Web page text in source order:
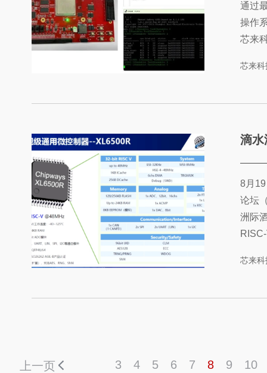
通过
操作
芯来
上顺
解决
芯来科
滴水湖
8月
论坛
洲际
地和
空、
芯来科
上一页 3 4 5 6 7 8 9 10